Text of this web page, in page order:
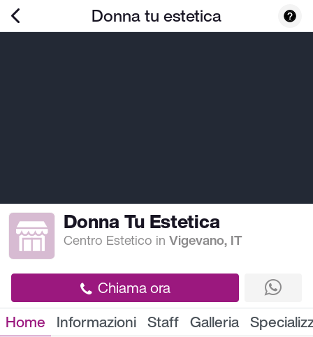
Donna tu estetica
Donna Tu Estetica
Centro Estetico inVigevano, IT
Chiama ora
Home Informazioni Staff Galleria